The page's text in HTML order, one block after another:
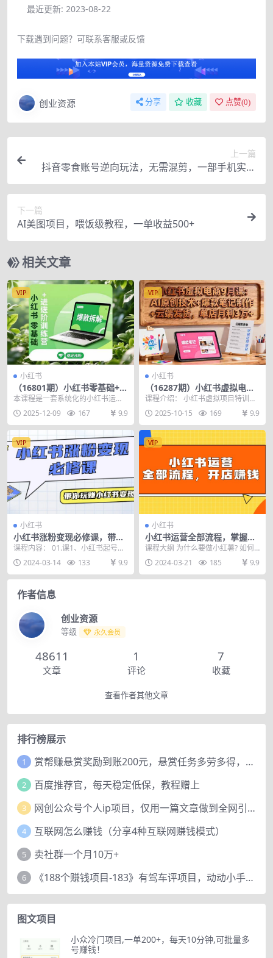
最近更新: 2023-08-22
下载遇到问题？可联系客服或反馈
创业资源 分享 收藏 点赞(0)
上一篇
抖音零食账号逆向玩法，无需混剪，一部手机实现
月入过万
下一篇
AI美图项目，喂饭级教程，一单收益500+
相关文章
VIP
小红书
（16801期）小红书零基础+高
阶训练营：安全养号、爆款拆
与变现
本课程是一套系统化的小红书运营
培训课程，分为基础与进阶两个阶
段，旨在手把手带领学...
2025-12-09 167 9.9
VIP
小红书
（16287期）小红书虚拟电商9
月课：AI原创技术+爆款笔记
+
课程介绍： 小红书虚拟项目特训班
系统课程全新上线，专为新手打
造，助你快速切入小红...
2025-10-15 169 9.9
VIP
小红书
小红书涨粉变现必修课，带你
玩赚小红书变现（9节课）
课程内容： 01.课1、小红书起号、
涨粉、变现底层逻辑.mp4 02.课2、
新人...2024-03-14 133 9.9
VIP
小红书
小红书运营全部流程，掌握小
红书玩法规则，开店赚钱
课程大纲 为什么要做小红薯? 如何
开通小红薯店铺? 小红警店铺后台基
础设置 小红...
2024-03-21 185 9.9
作者信息
创业资源
等级 永久会员
48611
文章
1
评论
7
收藏
查看作者其他文章
排行榜展示
1 赏帮赚悬赏奖励到账200元，悬赏任务多劳多得，人人可做。
2 百度推荐官，每天稳定低保，教程赠上
3 网创公众号个人ip项目，仅用一篇文章做到全网引流！
4 互联网怎么赚钱（分享4种互联网赚钱模式）
5 卖社群一个月10万+
6 《188个赚钱项目-183》有驾车评项目，动动小手，复制粘贴赚44元！
图文项目
小众冷门项目,一单200+，每天10分钟,可批量多
号赚钱！